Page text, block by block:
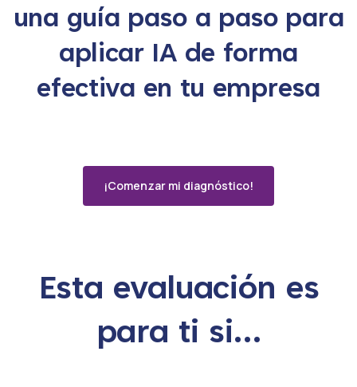
una guía paso a paso para
aplicar IA de forma
efectiva en tu empresa
¡Comenzar mi diagnóstico!
Esta evaluación es
para ti si…